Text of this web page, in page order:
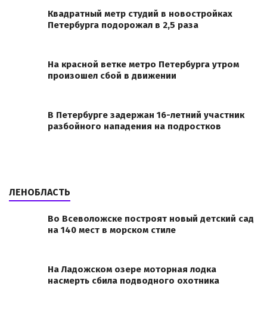
Квадратный метр студий в новостройках
Петербурга подорожал в 2,5 раза
На красной ветке метро Петербурга утром
произошел сбой в движении
В Петербурге задержан 16-летний участник
разбойного нападения на подростков
ЛЕНОБЛАСТЬ
Во Всеволожске построят новый детский сад
на 140 мест в морском стиле
На Ладожском озере моторная лодка
насмерть сбила подводного охотника